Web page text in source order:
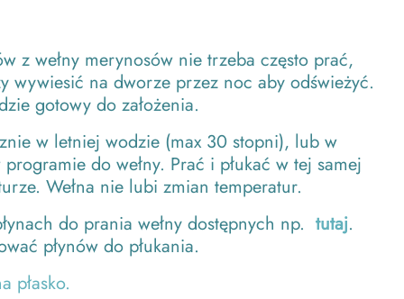
z wełny merynosów nie trzeba często prać,
wywiesić na dworze przez noc aby odświeżyć.
gotowy do założenia.
w letniej wodzie (max 30 stopni), lub w
do wełny. Prać i płukać w tej samej
Wełna nie lubi zmian temperatur.
do prania wełny dostępnych np. tutaj.
płynów do płukania.
płasko.